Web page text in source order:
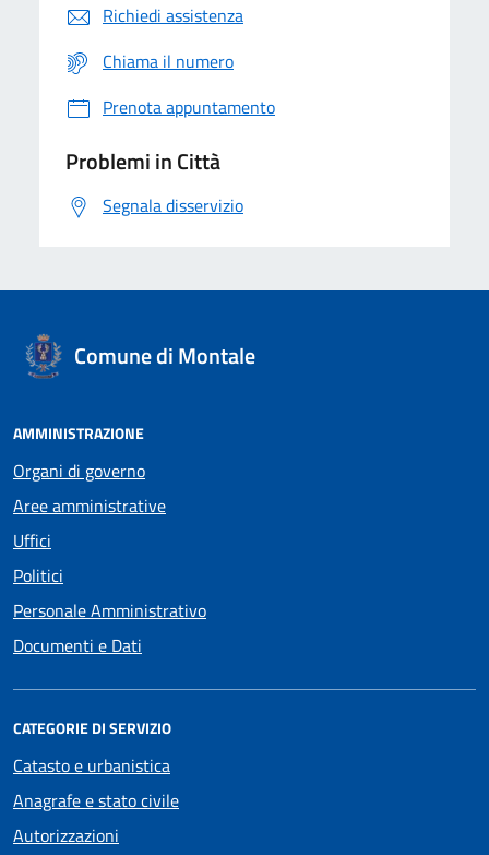
Richiedi assistenza
Chiama il numero
Prenota appuntamento
Problemi in Città
Segnala disservizio
Comune di Montale
AMMINISTRAZIONE
Organi di governo
Aree amministrative
Uffici
Politici
Personale Amministrativo
Documenti e Dati
CATEGORIE DI SERVIZIO
Catasto e urbanistica
Anagrafe e stato civile
Autorizzazioni